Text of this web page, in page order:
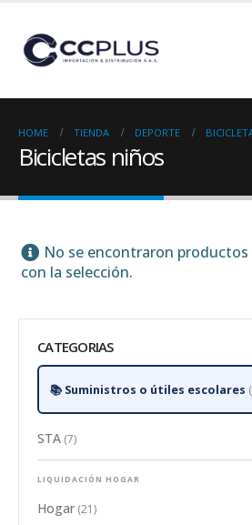
HOME TIENDA DEPORTE
Bicicletas niños
No se encontraron
con la selección.
CATEGORIAS
Hogar (21)
STA (7)
Suministros o útiles escolares